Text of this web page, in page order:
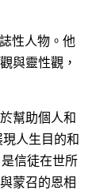
性人物。他
與靈性觀，
幫助個人和
人生目的和
信徒在世所
蒙召的恩相